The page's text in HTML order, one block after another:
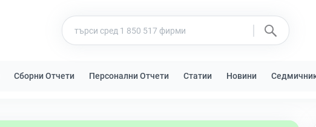
Сборни Отчети Персонални Отчети Статии Новини